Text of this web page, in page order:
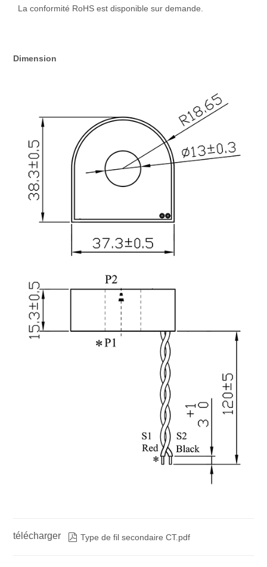
La conformité RoHS est disponible sur demande.
Dimension
télécharger  Type de fil secondaire CT.pdf